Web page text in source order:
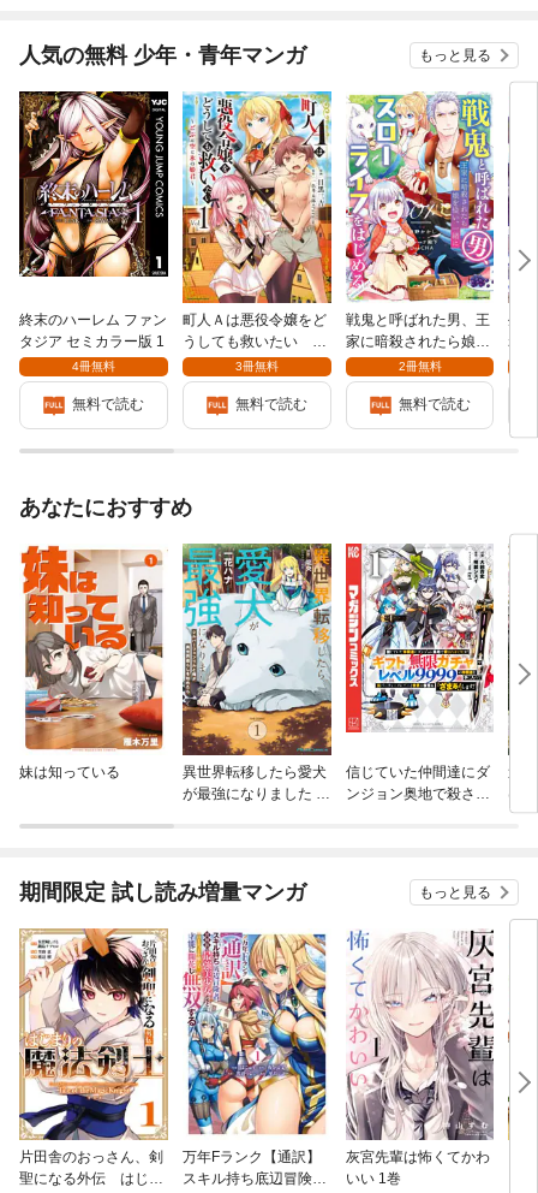
人気の無料 少年・青年マンガ もっと見る
終末のハーレム ファン
タジア セミカラー版 1
4冊無料
無料で読む
町人Ａは悪役令嬢をど
うしても救いたい ～
どぶと空と氷の姫君～
１
3冊無料
無料で読む
戦鬼と呼ばれた男、王
家に暗殺されたら娘を
拾い、一緒にスローラ
イフをはじめる inno
cent days１
2冊無料
無料で読む
生
れ
者
書
あなたにおすすめ
妹は知っている
異世界転移したら愛犬
が最強になりました ～
信じていた仲間達にダ
ンジョン奥地で殺され
れて元パーティーメン
バーと世界に復讐＆
追
は
る
期間限定 試し読み増量マンガ もっと見る
片田舎のおっさん、剣
聖になる外伝 はじま
万年Fランク【通訳】
スキル持ち底辺冒険
灰宮先輩は怖くてかわ
いい 1巻